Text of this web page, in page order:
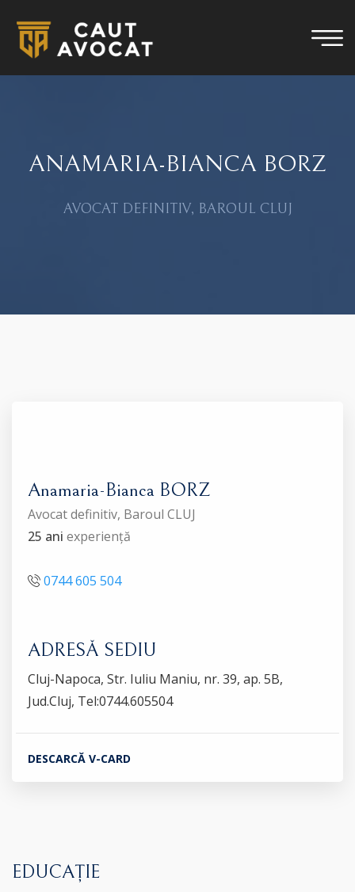
ANAMARIA-BIANCA BORZ
AVOCAT DEFINITIV, BAROUL CLUJ
Anamaria-Bianca BORZ
Avocat definitiv, Baroul CLUJ
25 ani experiență
0744 605 504
ADRESĂ SEDIU
Cluj-Napoca, Str. Iuliu Maniu, nr. 39, ap. 5B,
Jud.Cluj, Tel:0744.605504
DESCARCĂ V-CARD
EDUCAȚIE